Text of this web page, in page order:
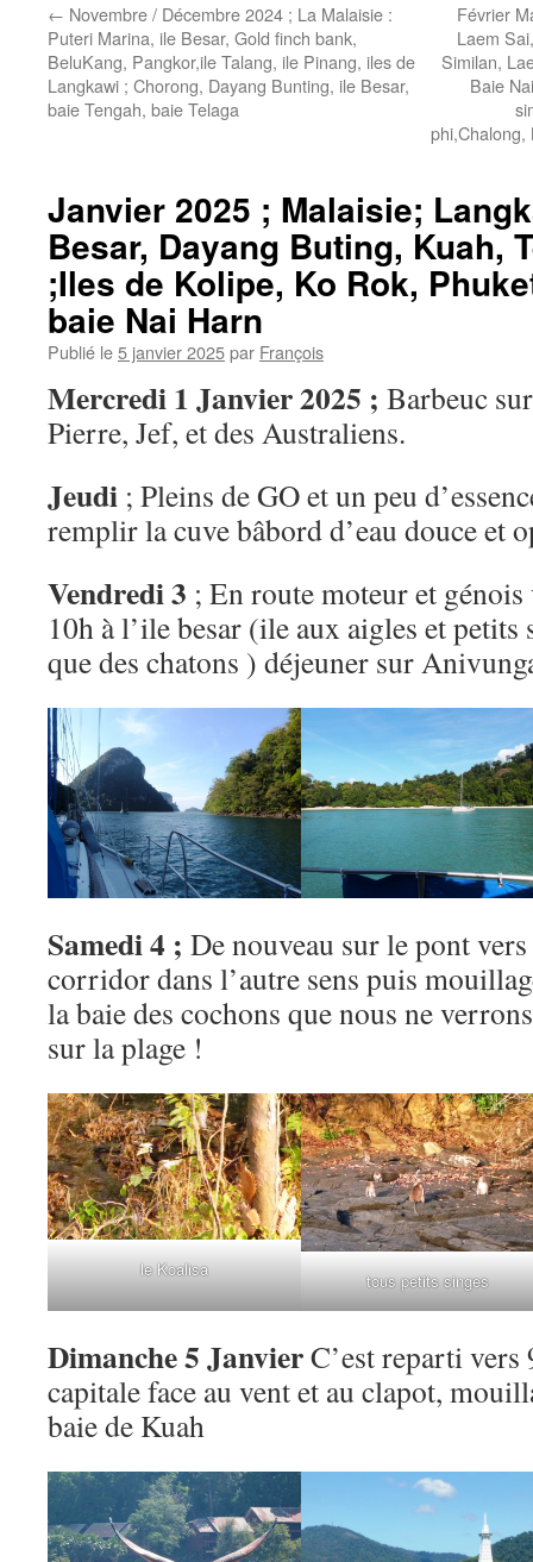
← Novembre / Décembre 2024 ; La Malaisie :
Puteri Marina, ile Besar, Gold finch bank,
BeluKang, Pangkor,ile Talang, ile Pinang, iles de
Langkawi ; Chorong, Dayang Bunting, ile Besar,
baie Tengah, baie Telaga
Février
Laem
Similan,
Baie
phi,Chalong,
Janvier 2025 ; Malaisie;
Besar, Dayang Buting, Kuah,
;Iles de Kolipe, Ko Rok,
baie Nai Harn
Publié le5 janvier 2025par François
Mercredi 1 Janvier 2025 ; Barbeuc
Pierre, Jef, et des Australiens.
Jeudi ; Pleins de GO et un peu
remplir la cuve bâbord d’eau douce et
Vendredi 3 ; En route moteur et
10h à l’ile besar (ile aux aigles et petits
que des chatons ) déjeuner sur
Samedi 4 ; De nouveau sur le pont
corridor dans l’autre sens puis
la baie des cochons que nous ne
sur la plage !
le Koalisa
tous petits singes
Dimanche 5 JanvierC’est reparti
capitale face au vent et au clapot,
baie de Kuah